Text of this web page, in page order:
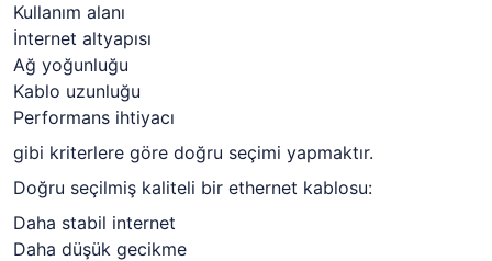
Kullanım alanı
İnternet altyapısı
Ağ yoğunluğu
Kablo uzunluğu
Performans ihtiyacı
gibi kriterlere göre doğru seçimi yapmaktır.
Doğru seçilmiş kaliteli bir ethernet kablosu:
Daha stabil internet
Daha düşük gecikme